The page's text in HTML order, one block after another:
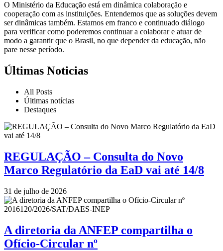
O Ministério da Educação está em dinâmica colaboração e
cooperação com as instituições. Entendemos que as soluções devem
ser dinâmicas também. Estamos em franco e continuado diálogo
para verificar como poderemos continuar a colaborar e atuar de
modo a garantir que o Brasil, no que depender da educação, não
pare nesse período.
Últimas Noticias
All Posts
Últimas notícias
Destaques
REGULAÇÃO – Consulta do Novo
Marco Regulatório da EaD vai até 14/8
31 de julho de 2026
A diretoria da ANFEP compartilha o
Ofício-Circular nº